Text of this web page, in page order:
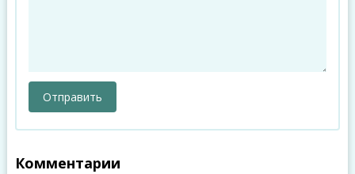
Комментарии